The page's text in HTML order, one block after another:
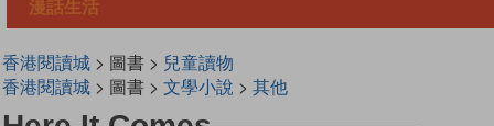
漫話生活
香港閱讀城> 圖書 > 兒童讀物
香港閱讀城> 圖書 > 文學小說 > 其他